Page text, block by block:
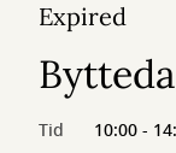
Expired
Tid
10:00 -